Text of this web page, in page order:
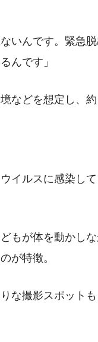
いんです。緊急
んです」
などを想定し、約
イルスに感染し
もが体を動かし
が特徴。
な撮影スポット